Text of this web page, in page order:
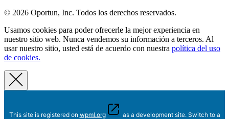
© 2026 Oportun, Inc. Todos los derechos reservados.
Usamos cookies para poder ofrecerle la mejor experiencia en
nuestro sitio web. Nunca vendemos su información a terceros. Al
usar nuestro sitio, usted está de acuerdo con nuestra política del uso
de cookies.
This site is registered on wpml.org as a development site. Switch to a